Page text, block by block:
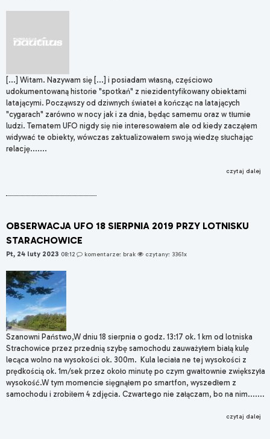
[...] Witam. Nazywam się [...] i posiadam własną, częściowo
udokumentowaną historie "spotkań" z niezidentyfikowany obiektami
latającymi. Począwszy od dziwnych świateł a kończąc na latających
"cygarach" zarówno w nocy jak i za dnia, będąc samemu oraz w tłumie
ludzi. Tematem UFO nigdy się nie interesowałem ale od kiedy zacząłem
widywać te obiekty, wówczas zaktualizowałem swoją wiedzę słuchając
relację.......
czytaj dalej
OBSERWACJA UFO 18 SIERPNIA 2019 PRZY LOTNISKU
STARACHOWICE
Pt, 24 luty 2023 08:12 komentarze: brak czytany: 3361x
Szanowni Państwo,W dniu 18 sierpnia o godz. 13:17 ok. 1 km od lotniska
Strachowice przez przednią szybę samochodu zauważyłem białą kulę
lecąca wolno na wysokości ok. 300m. Kula leciała ne tej wysokości z
prędkością ok. 1m/sek przez około minutę po czym gwałtownie zwiększyła
wysokość.W tym momencie sięgnąłem po smartfon, wyszedłem z
samochodu i zrobiłem 4 zdjęcia. Czwartego nie załączam, bo na nim.......
czytaj dalej